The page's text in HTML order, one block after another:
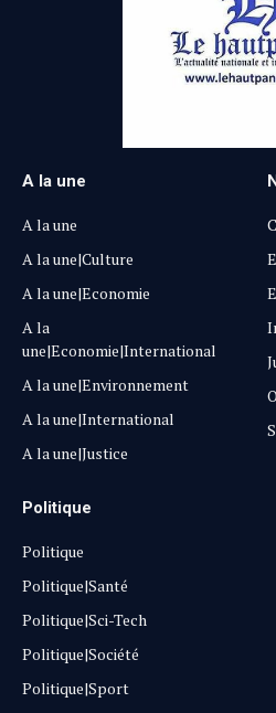
A la une
A la une
A la une|Culture
A la une|Economie
A la
une|Economie|International
A la une|Environnement
A la une|International
A la une|Justice
Politique
Politique
Politique|Santé
Politique|Sci-Tech
Politique|Société
Politique|Sport